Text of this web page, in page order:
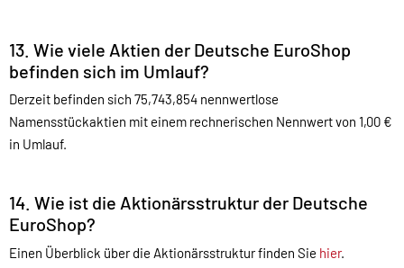
13. Wie viele Aktien der Deutsche EuroShop
befinden sich im Umlauf?
Derzeit befinden sich 75,743,854 nennwertlose
Namensstückaktien mit einem rechnerischen Nennwert von 1,00 €
in Umlauf.
14. Wie ist die Aktionärsstruktur der Deutsche
EuroShop?
Einen Überblick über die Aktionärsstruktur finden Sie hier.